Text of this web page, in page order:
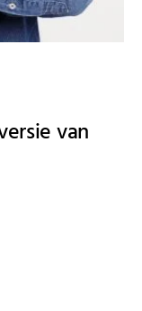
van